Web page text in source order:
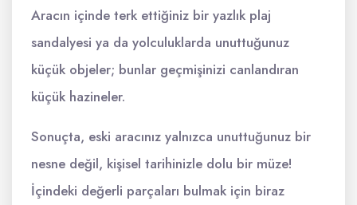
Aracın içinde terk ettiğiniz bir yazlık plaj
sandalyesi ya da yolculuklarda unuttuğunuz
küçük objeler; bunlar geçmişinizi canlandıran
küçük hazineler.
Sonuçta, eski aracınız yalnızca unuttuğunuz bir
nesne değil, kişisel tarihinizle dolu bir müze!
İçindeki değerli parçaları bulmak için biraz